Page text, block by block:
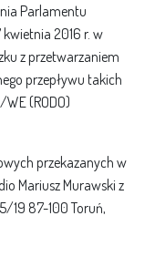
Parlamentu
2016 r. w
z przetwarzaniem
przepływu takich
(RODO)
przekazanych w
Mariusz Murawski z
19 87-100 Toruń,